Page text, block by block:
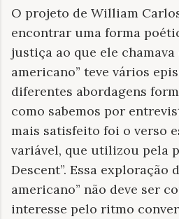
O projeto de William
encontrar uma forma
justiça ao que ele chamava
americano” teve vários
diferentes abordagens
como sabemos por
mais satisfeito foi o verso
variável, que utilizou pela
Descent”. Essa exploração
americano” não deve ser
interesse pelo ritmo